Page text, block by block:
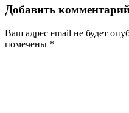
Добавить
Ваш адрес email не будет
помечены *